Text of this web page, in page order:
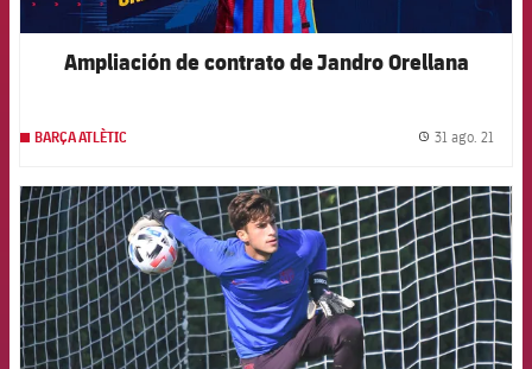
Ampliación de contrato de Jandro Orellana
BARÇA ATLÈTIC 31 ago. 21
FCB Barcelona badge